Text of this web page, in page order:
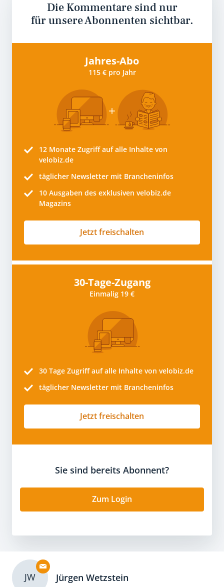
Die Kommentare sind nur
für unsere Abonnenten sichtbar.
Jahres-Abo
115 € pro Jahr
12 Monate Zugriff auf alle Inhalte von
velobiz.de
täglicher Newsletter mit Brancheninfos
10 Ausgaben des exklusiven velobiz.de
Magazins
Jetzt freischalten
30-Tage-Zugang
Einmalig 19 €
30 Tage Zugriff auf alle Inhalte von velobiz.de
täglicher Newsletter mit Brancheninfos
Jetzt freischalten
Sie sind bereits Abonnent?
Zum Login
JW Jürgen Wetzstein